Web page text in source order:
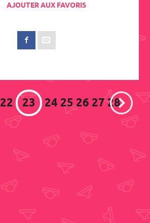
AJOUTER AUX FAVORIS
22 23 24 2526 2728